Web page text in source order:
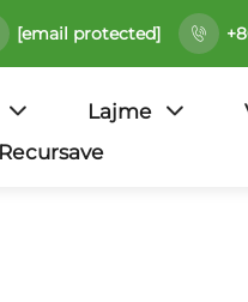
[email protected]
Lajme